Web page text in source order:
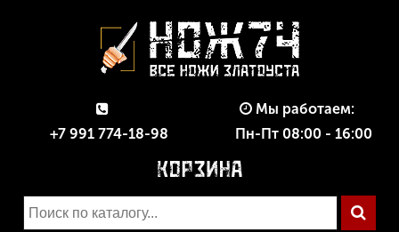
+7 991 774-18-98
Мы работаем:
Пн-Пт 08:00 - 16:00